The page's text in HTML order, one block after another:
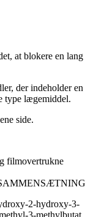
at blokere en lang
der indeholder en
type lægemiddel.
side.
filmovertrukne
2-hydroxy-3-